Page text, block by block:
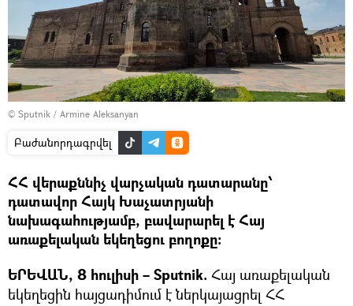
© Sputnik / Armine Aleksanyan
Բաժանորդագրվել
ՀՀ վերաքննիչ վարչական դատարանը՝
դատավոր Հայկ Խաչատրյանի
նախագահությամբ, բավարարել է Հայ
առաքելական եկեղեցու բողոքը։
ԵՐԵՎԱՆ, 8 հուլիսի – Sputnik. Հայ առաքելական
եկեղեցին հայցադիմում է ներկայացրել ՀՀ